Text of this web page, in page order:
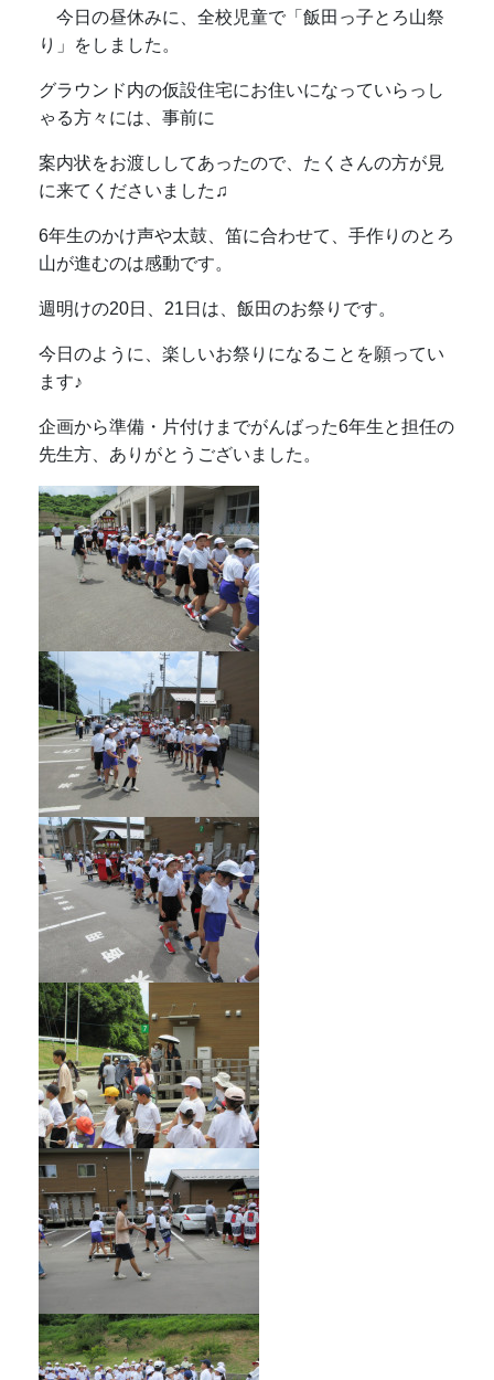
今日の昼休みに、全校児童で「飯田っ子とろ山祭
り」をしました。
グラウンド内の仮設住宅にお住いになっていらっし
ゃる方々には、事前に
案内状をお渡ししてあったので、たくさんの方が見
に来てくださいました♫
6年生のかけ声や太鼓、笛に合わせて、手作りのとろ
山が進むのは感動です。
週明けの20日、21日は、飯田のお祭りです。
今日のように、楽しいお祭りになることを願ってい
ます♪
企画から準備・片付けまでがんばった6年生と担任の
先生方、ありがとうございました。